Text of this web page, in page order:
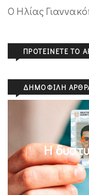
O Ηλίας
ΠΡΟΤΕΊΝΕΤΕ ΤΟ
ΔΗΜΟΦΙΛΉ
Η